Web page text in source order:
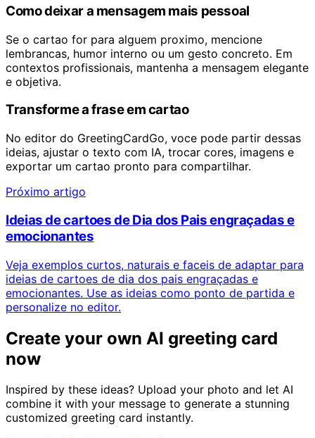
Como deixar a mensagem mais pessoal
Se o cartao for para alguem proximo, mencione
lembrancas, humor interno ou um gesto concreto. Em
contextos profissionais, mantenha a mensagem elegante
e objetiva.
Transforme a frase em cartao
No editor do GreetingCardGo, voce pode partir dessas
ideias, ajustar o texto com IA, trocar cores, imagens e
exportar um cartao pronto para compartilhar.
Próximo artigo
Ideias de cartoes de Dia dos Pais engraçadas e
emocionantes
Veja exemplos curtos, naturais e faceis de adaptar para
ideias de cartoes de dia dos pais engraçadas e
emocionantes. Use as ideias como ponto de partida e
personalize no editor.
Create your own AI greeting card
now
Inspired by these ideas? Upload your photo and let AI
combine it with your message to generate a stunning
customized greeting card instantly.